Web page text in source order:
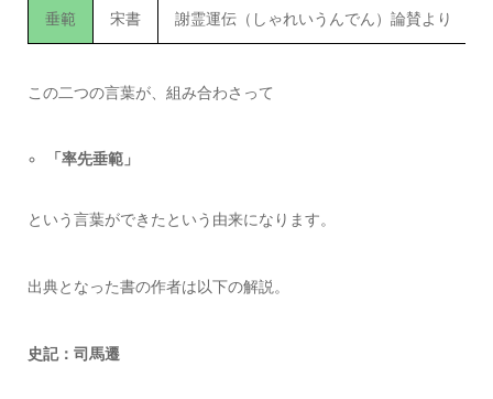
垂範 宋書 謝霊運伝（しゃれいうんでん）論賛より
この二つの言葉が、組み合わさって
「率先垂範」
という言葉ができたという由来になります。
出典となった書の作者は以下の解説。
史記：司馬遷